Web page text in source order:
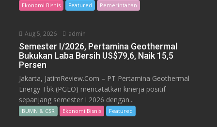
Ekonomi Bisnis Featured Pemerintahan
Aug 5, 2026 admin
Semester I/2026, Pertamina Geothermal
Bukukan Laba Bersih US$79,6, Naik 15,5
Persen
Jakarta, JatimReview.Com – PT Pertamina Geothermal
Energy Tbk (PGEO) mencatatkan kinerja positif
sepanjang semester I 2026 dengan...
BUMN & CSR Ekonomi Bisnis Featured